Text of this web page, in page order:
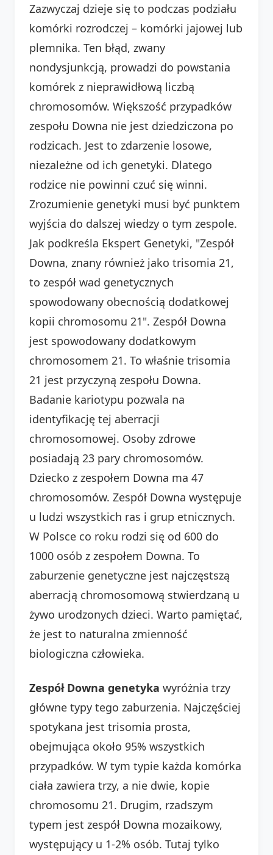
Zazwyczaj dzieje się to podczas podziału
komórki rozrodczej – komórki jajowej lub
plemnika. Ten błąd, zwany
nondysjunkcją, prowadzi do powstania
komórek z nieprawidłową liczbą
chromosomów. Większość przypadków
zespołu Downa nie jest dziedziczona po
rodzicach. Jest to zdarzenie losowe,
niezależne od ich genetyki. Dlatego
rodzice nie powinni czuć się winni.
Zrozumienie genetyki musi być punktem
wyjścia do dalszej wiedzy o tym zespole.
Jak podkreśla Ekspert Genetyki, "Zespół
Downa, znany również jako trisomia 21,
to zespół wad genetycznych
spowodowany obecnością dodatkowej
kopii chromosomu 21". Zespół Downa
jest spowodowany dodatkowym
chromosomem 21. To właśnie trisomia
21 jest przyczyną zespołu Downa.
Badanie kariotypu pozwala na
identyfikację tej aberracji
chromosomowej. Osoby zdrowe
posiadają 23 pary chromosomów.
Dziecko z zespołem Downa ma 47
chromosomów. Zespół Downa występuje
u ludzi wszystkich ras i grup etnicznych.
W Polsce co roku rodzi się od 600 do
1000 osób z zespołem Downa. To
zaburzenie genetyczne jest najczęstszą
aberracją chromosomową stwierdzaną u
żywo urodzonych dzieci. Warto pamiętać,
że jest to naturalna zmienność
biologiczna człowieka.
Zespół Downa genetyka wyróżnia trzy
główne typy tego zaburzenia. Najczęściej
spotykana jest trisomia prosta,
obejmująca około 95% wszystkich
przypadków. W tym typie każda komórka
ciała zawiera trzy, a nie dwie, kopie
chromosomu 21. Drugim, rzadszym
typem jest zespół Downa mozaikowy,
występujący u 1-2% osób. Tutaj tylko